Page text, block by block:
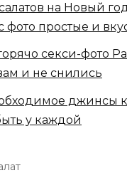
на Новый
фото простые и
секси-фото
и не снились
джинсы
у каждой